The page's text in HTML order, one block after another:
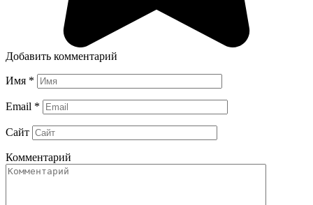
Добавить комментарий
Имя *
Email *
Сайт
Комментарий